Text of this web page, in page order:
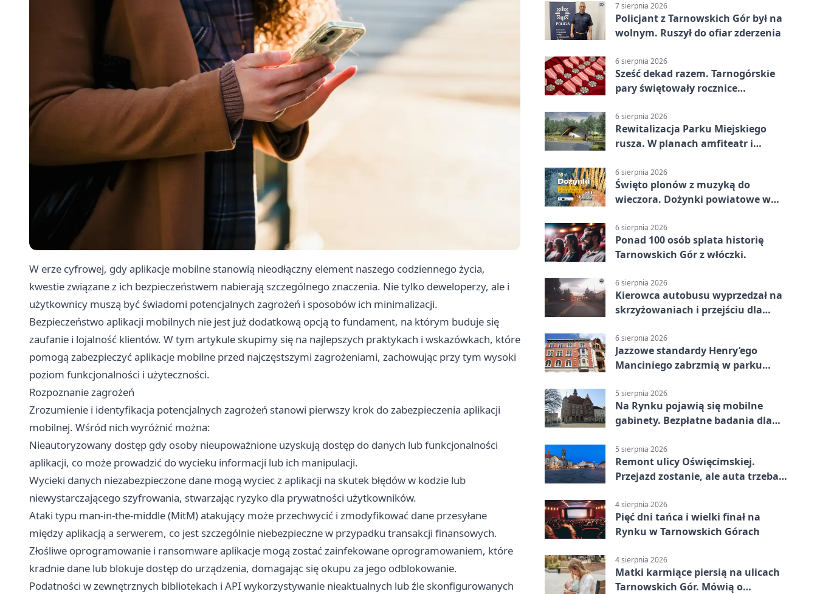
W erze cyfrowej, gdy aplikacje mobilne stanowią nieodłączny element naszego codziennego życia,
kwestie związane z ich bezpieczeństwem nabierają szczególnego znaczenia. Nie tylko deweloperzy, ale i
użytkownicy muszą być świadomi potencjalnych zagrożeń i sposobów ich minimalizacji.
Bezpieczeństwo aplikacji mobilnych nie jest już dodatkową opcją to fundament, na którym buduje się
zaufanie i lojalność klientów. W tym artykule skupimy się na najlepszych praktykach i wskazówkach, które
pomogą zabezpieczyć aplikacje mobilne przed najczęstszymi zagrożeniami, zachowując przy tym wysoki
poziom funkcjonalności i użyteczności.
Rozpoznanie zagrożeń
Zrozumienie i identyfikacja potencjalnych zagrożeń stanowi pierwszy krok do zabezpieczenia aplikacji
mobilnej. Wśród nich wyróżnić można:
Nieautoryzowany dostęp gdy osoby nieupoważnione uzyskują dostęp do danych lub funkcjonalności
aplikacji, co może prowadzić do wycieku informacji lub ich manipulacji.
Wycieki danych niezabezpieczone dane mogą wyciec z aplikacji na skutek błędów w kodzie lub
niewystarczającego szyfrowania, stwarzając ryzyko dla prywatności użytkowników.
Ataki typu man-in-the-middle (MitM) atakujący może przechwycić i zmodyfikować dane przesyłane
między aplikacją a serwerem, co jest szczególnie niebezpieczne w przypadku transakcji finansowych.
Złośliwe oprogramowanie i ransomware aplikacje mogą zostać zainfekowane oprogramowaniem, które
kradnie dane lub blokuje dostęp do urządzenia, domagając się okupu za jego odblokowanie.
Podatności w zewnętrznych bibliotekach i API wykorzystywanie nieaktualnych lub źle skonfigurowanych
7 sierpnia 2026
Policjant z Tarnowskich Gór był na
wolnym. Ruszył do ofiar zderzenia
6 sierpnia 2026
Sześć dekad razem. Tarnogórskie
pary świętowały rocznice
6 sierpnia 2026
Rewitalizacja Parku Miejskiego
rusza. W planach amfiteatr i
6 sierpnia 2026
Święto plonów z muzyką do
wieczora. Dożynki powiatowe w
6 sierpnia 2026
Ponad 100 osób splata historię
Tarnowskich Gór z włóczki.
6 sierpnia 2026
Kierowca autobusu wyprzedzał na
skrzyżowaniach i przejściu dla
6 sierpnia 2026
Jazzowe standardy Henry’ego
Manciniego zabrzmią w parku
5 sierpnia 2026
Na Rynku pojawią się mobilne
gabinety. Bezpłatne badania dla
5 sierpnia 2026
Remont ulicy Oświęcimskiej.
Przejazd zostanie, ale auta trzeba
4 sierpnia 2026
Pięć dni tańca i wielki finał na
Rynku w Tarnowskich Górach
4 sierpnia 2026
Matki karmiące piersią na ulicach
Tarnowskich Gór. Mówią o